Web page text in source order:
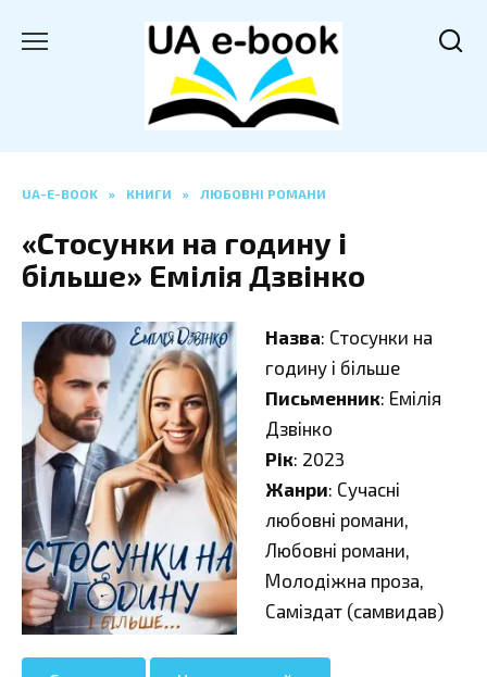
UA-E-BOOK » КНИГИ » ЛЮБОВНІ РОМАНИ
«Стосунки на годину і
більше» Емілія Дзвінко
Назва: Стосунки на
годину і більше
Письменник: Емілія
Дзвінко
Рік: 2023
Жанри: Сучасні
любовні романи,
Любовні романи,
Молодіжна проза,
Саміздат (самвидав)